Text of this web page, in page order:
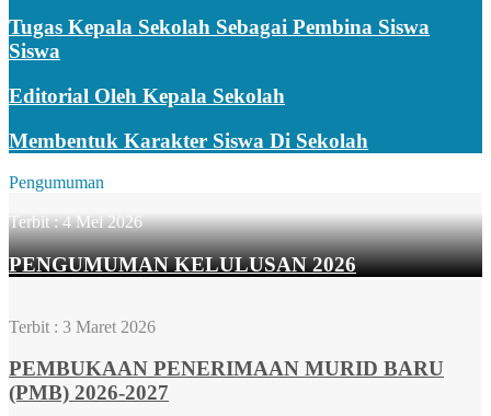
Tugas Kepala Sekolah Sebagai Pembina Siswa
Siswa
Editorial Oleh Kepala Sekolah
Membentuk Karakter Siswa Di Sekolah
Pengumuman
Terbit :4 Mei 2026
PENGUMUMAN KELULUSAN 2026
Terbit : 3 Maret 2026
PEMBUKAAN PENERIMAAN MURID BARU
(PMB) 2026-2027